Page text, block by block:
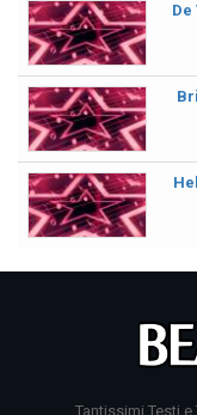
Tantissimi Testi